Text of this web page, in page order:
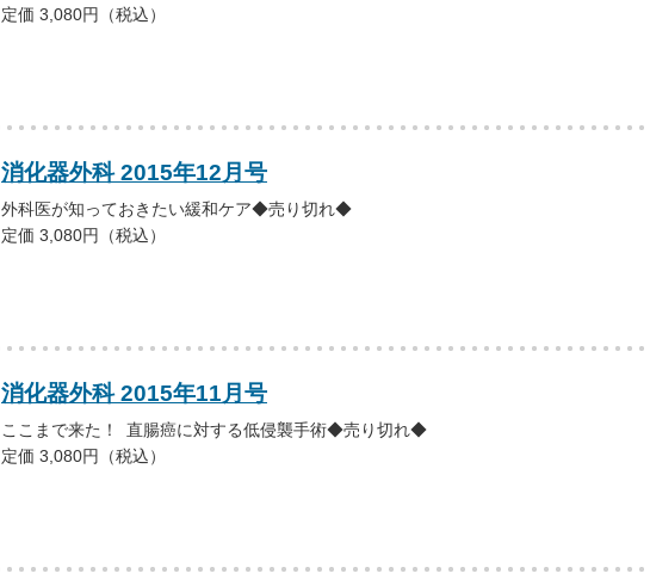
定価 3,080円（税込）
消化器外科 2015年12月号
外科医が知っておきたい緩和ケア◆売り切れ◆
定価 3,080円（税込）
消化器外科 2015年11月号
ここまで来た！ 直腸癌に対する低侵襲手術◆売り切れ◆
定価 3,080円（税込）